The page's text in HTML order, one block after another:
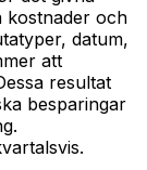
kostnader och
datum,
att
resultat
besparingar